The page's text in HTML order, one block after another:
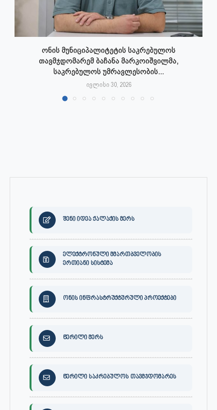
ონის მუნიციპალიტეტის საკრებულოს
თავმჯდომარემ ბაჩანა მარკოიშვილმა,
საკრებულოს უმრავლესობის...
ივლისი 30, 2026
შენი იდეა ქალაქის მერს
ელექტრონული მმართბველობის
ერთიანი სისტემა
ონის ინფრასტრუქტურული პროექტები
წერილი მერს
წერილი საკრებულოს თავმჯდომარეს